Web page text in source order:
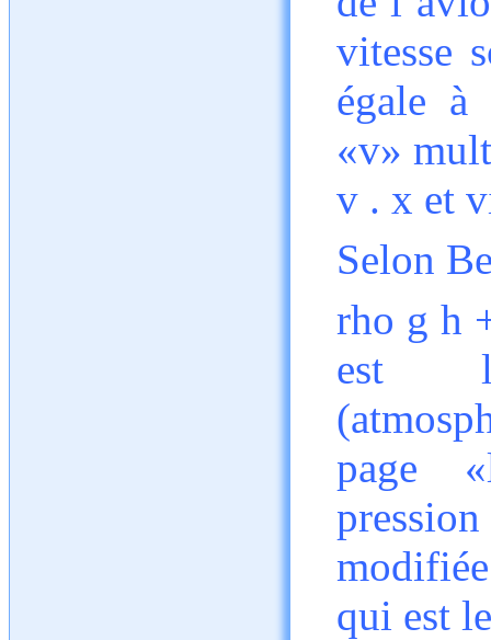
vitesse
égale à
«v»
v . x et
Selon
rho g h
est
page
qui est